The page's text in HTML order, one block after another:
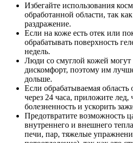
Избегайте использования
обработанной области, так
раздражение.
Если на коже есть отек или
обрабатывать поверхность
недель.
Люди со смуглой кожей
дискомфорт, поэтому им
дольше.
Если обрабатываемая область
через 24 часа, приложите
болезненность и ускорить
Предотвратите возможность
внутреннего и внешнего
печи, пар, тяжелые